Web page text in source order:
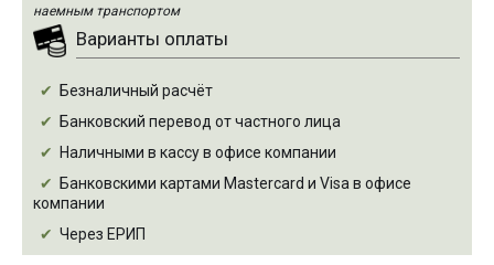
наемным транспортом
Варианты оплаты
Безналичный расчёт
Банковский перевод от частного лица
Наличными в кассу в офисе компании
Банковскими картами Mastercard и Visa в офисе
компании
Через ЕРИП